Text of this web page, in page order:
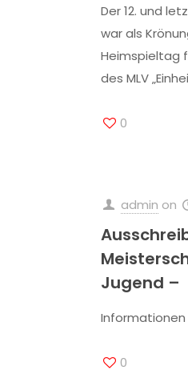
Der 12. und
war als
Heimspieltag
des MLV
0
admin on
Jugend –
Informationen
0